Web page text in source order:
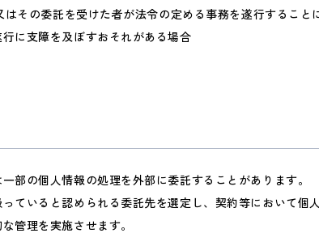
その委託を受けた者が法令の定める事務を遂行するこ
に支障を及ぼすおそれがある場合
部の個人情報の処理を外部に委託することがあります。
ていると認められる委託先を選定し、契約等において個
管理を実施させます。